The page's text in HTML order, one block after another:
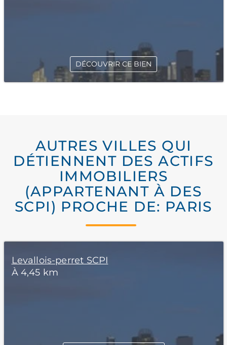
DÉCOUVRIR CE BIEN
AUTRES VILLES QUI
DÉTIENNENT DES ACTIFS
IMMOBILIERS
(APPARTENANT À DES
SCPI) PROCHE DE: PARIS
Levallois-perret SCPI
À 4,45 km